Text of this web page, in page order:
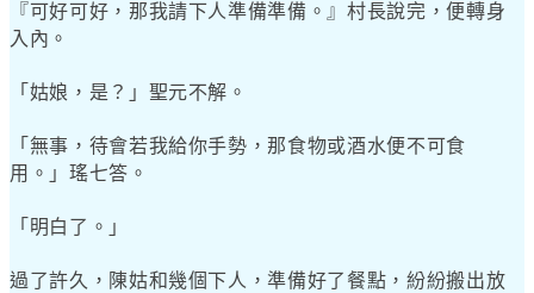
『可好可好，那我請下人準備準備。』村長說完，便轉身
入內。
「姑娘，是？」聖元不解。
「無事，待會若我給你手勢，那食物或酒水便不可食
用。」瑤七答。
「明白了。」
過了許久，陳姑和幾個下人，準備好了餐點，紛紛搬出放